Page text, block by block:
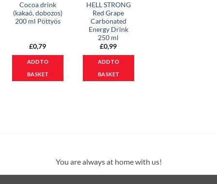
Cocoa drink
(kakaó, dobozos)
200 ml Pöttyös
£0,79
ADD TO
BASKET
HELL STRONG
Red Grape
Carbonated
Energy Drink
250 ml
£0,99
ADD TO
BASKET
You are always at home with us!